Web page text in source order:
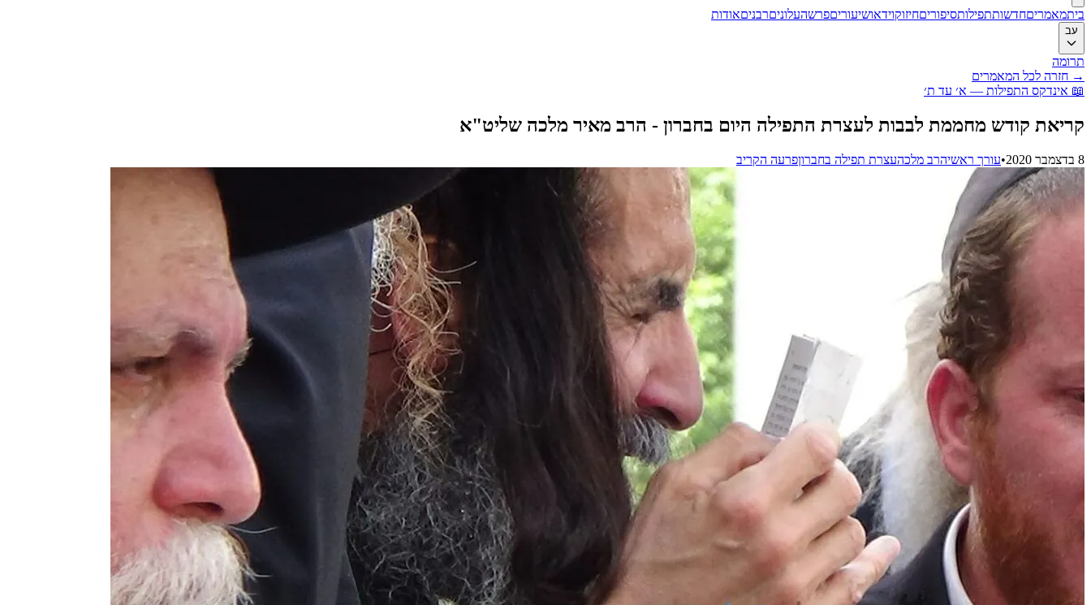
ביתמאמריםחדשותתפילותסיפוריםחיזוקוידאושיעוריםפרשהעלוניםרבניםאודות
עב
תרומה
→ חזרה לכל המאמרים
📖 אינדקס התפילות — א׳ עד ת׳
קריאת קודש מחממת לבבות לעצרת התפילה היום בחברון - הרב מאיר מלכה שליט"א
8 בדצמבר 2020 •עורך ראשיהרב מלכהעצרת תפילה בחברוןפרעה הקריב